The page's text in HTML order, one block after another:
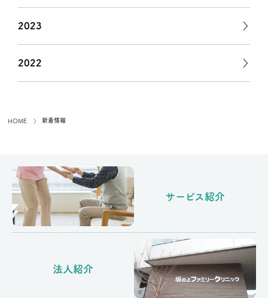
2023
2022
HOME 新着情報
サービス紹介
法人紹介